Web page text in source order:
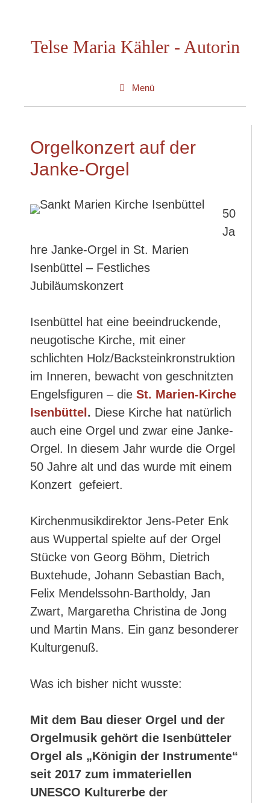
springenTelse Maria Kähler - Autorin
Menü
Orgelkonzert auf der
Janke-Orgel
50
Ja
hre Janke-Orgel in St. Marien
Isenbüttel – Festliches
Jubiläumskonzert
Isenbüttel hat eine beeindruckende,
neugotische Kirche, mit einer
schlichten Holz/Backsteinkronstruktion
im Inneren, bewacht von geschnitzten
Engelsfiguren – die St. Marien-Kirche
Isenbüttel . Diese Kirche hat natürlich
auch eine Orgel und zwar eine Janke-
Orgel. In diesem Jahr wurde die Orgel
50 Jahre alt und das wurde mit einem
Konzert gefeiert.
Kirchenmusikdirektor Jens-Peter Enk
aus Wuppertal spielte auf der Orgel
Stücke von Georg Böhm, Dietrich
Buxtehude, Johann Sebastian Bach,
Felix Mendelssohn-Bartholdy, Jan
Zwart, Margaretha Christina de Jong
und Martin Mans. Ein ganz besonderer
Kulturgenuß.
Was ich bisher nicht wusste:
Mit dem Bau dieser Orgel und der
Orgelmusik gehört die Isenbütteler
Orgel als „Königin der Instrumente“
seit 2017 zum immateriellen
UNESCO Kulturerbe der